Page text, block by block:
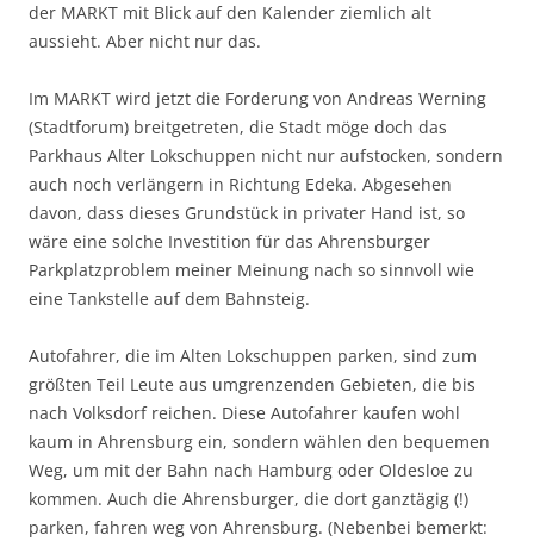
der MARKT mit Blick auf den Kalender ziemlich alt
aussieht. Aber nicht nur das.
Im MARKT wird jetzt die Forderung von Andreas Werning
(Stadtforum) breitgetreten, die Stadt möge doch das
Parkhaus Alter Lokschuppen nicht nur aufstocken, sondern
auch noch verlängern in Richtung Edeka. Abgesehen
davon, dass dieses Grundstück in privater Hand ist, so
wäre eine solche Investition für das Ahrensburger
Parkplatzproblem meiner Meinung nach so sinnvoll wie
eine Tankstelle auf dem Bahnsteig.
Autofahrer, die im Alten Lokschuppen parken, sind zum
größten Teil Leute aus umgrenzenden Gebieten, die bis
nach Volksdorf reichen. Diese Autofahrer kaufen wohl
kaum in Ahrensburg ein, sondern wählen den bequemen
Weg, um mit der Bahn nach Hamburg oder Oldesloe zu
kommen. Auch die Ahrensburger, die dort ganztägig (!)
parken, fahren weg von Ahrensburg. (Nebenbei bemerkt: